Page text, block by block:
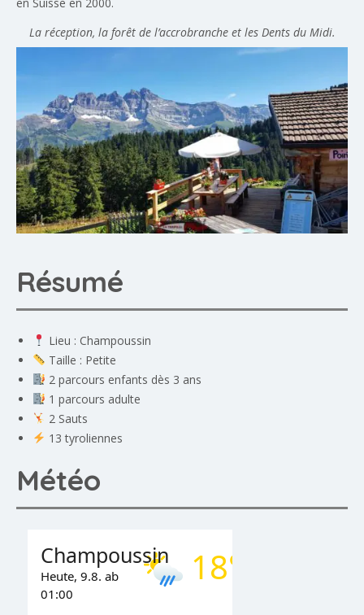
La réception, la forêt de l’accrobranche et les Dents du Midi.
Résumé
Lieu : Champoussin
Taille : Petite
2 parcours enfants dès 3 ans
1 parcours adulte
2 Sauts
13 tyroliennes
Météo